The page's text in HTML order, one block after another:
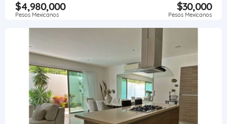
$4,980,000
Pesos Mexicanos
$30,000
Pesos Mexicanos